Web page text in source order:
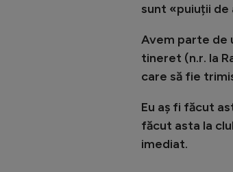
sunt «puiuții
Avem parte de
tineret (n.r. la
care să fie
Eu aș fi făcut
făcut asta la
imediat.